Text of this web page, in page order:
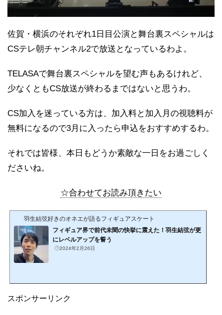
佐賀・横浜のそれぞれ1日目公演と舞台裏スペシャルは
CSテレ朝チャンネル2で放送となっているわよ。
TELASAで舞台裏スペシャルを望む声もあるけれど、
少なくともCS放送が終わるまではないと思うわ。
CS加入を迷っている方は、加入料と加入月の視聴料が
無料になるので3月に入ったら申込をおすすめするわ。
それでは皆様、本日もどうか素敵な一日をお過ごしく
ださいね。
☆合わせてお読み頂きたい
羽生結弦好きのオネエが語るフィギュアスケート
フィギュア界で前代未聞の快挙に震えた！羽生結弦が更
にレベルアップを誓う
2024年2月26日
スポンサーリンク